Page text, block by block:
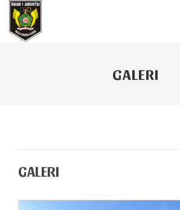
GALERI
GALERI